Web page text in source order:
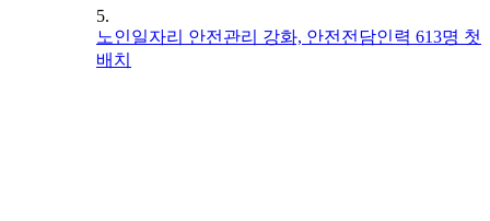
5.
노인일자리 안전관리 강화, 안전전담인력 613명 첫
배치